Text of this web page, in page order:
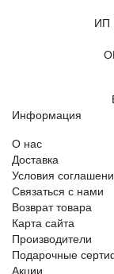
ИП
Информация
О нас
Доставка
Условия
Связаться с нами
Возврат товара
Карта сайта
Производители
Подарочные
Акции